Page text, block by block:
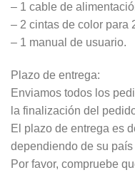
– 1 cable de
– 2 cintas de color para
– 1 manual de usuario.
Plazo de entrega:
Enviamos todos los
la finalización del
El plazo de entrega es
dependiendo de su
Por favor, compruebe